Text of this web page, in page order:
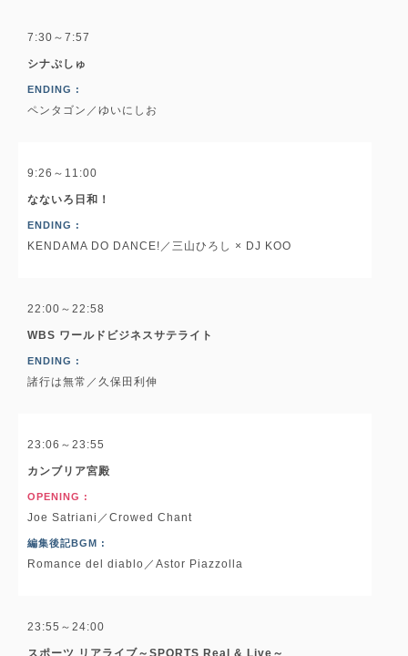
7:30～7:57
シナぷしゅ
ENDING :
ペンタゴン／ゆいにしお
9:26～11:00
なないろ日和！
ENDING :
KENDAMA DO DANCE!／三山ひろし × DJ KOO
22:00～22:58
WBS ワールドビジネスサテライト
ENDING :
諸行は無常／久保田利伸
23:06～23:55
カンブリア宮殿
OPENING :
Joe Satriani／Crowed Chant
編集後記BGM :
Romance del diablo／Astor Piazzolla
23:55～24:00
スポーツ リアライブ～SPORTS Real & Live～